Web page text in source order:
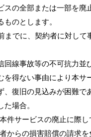
スの全部または一部を廃
ものとします。
までに、契約者に対して
回線事故等の不可抗力並
を得ない事由により本サ
、復旧の見込みが困難で
た場合。
件サービスの廃止に際し
からの損害賠償の請求を